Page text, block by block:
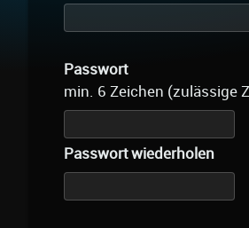
Passwort
min. 6 Zeichen (zulässige
Passwort wiederholen